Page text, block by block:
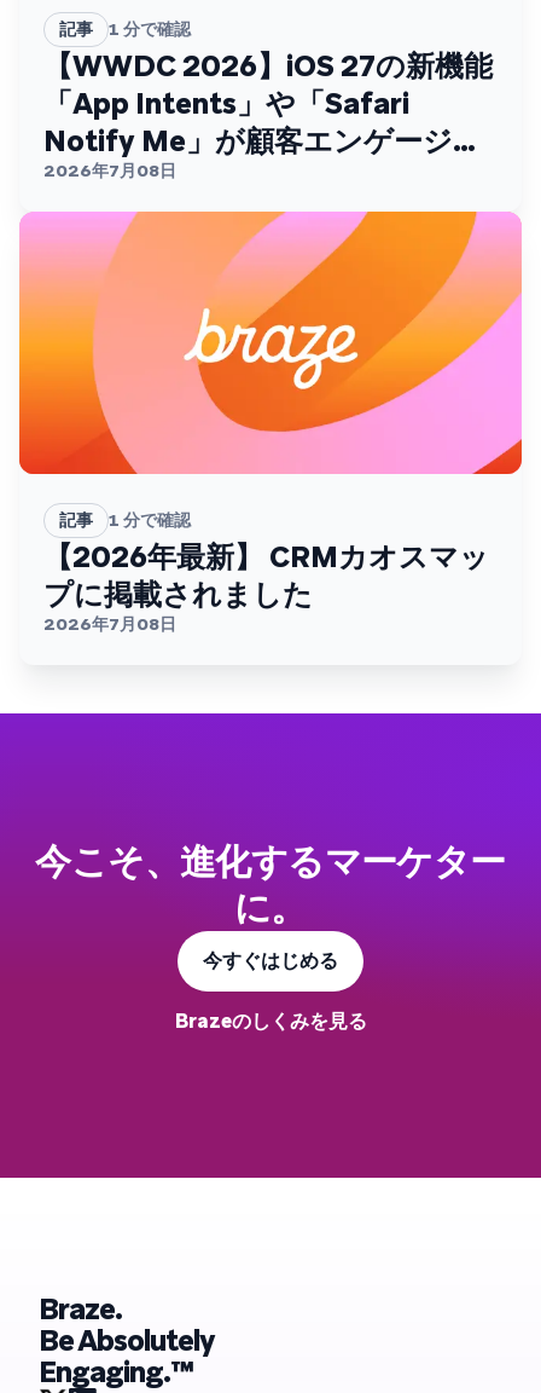
記事 1 分で確認
【WWDC 2026】iOS 27の新機能
「App Intents」や「Safari
Notify Me」が顧客エンゲージメ
ントを変える
2026年7月08日
記事 1 分で確認
【2026年最新】 CRMカオスマッ
プに掲載されました
2026年7月08日
今こそ、進化するマーケター
に。
今すぐはじめる
Brazeのしくみを見る
Braze.
Be Absolutely
Engaging.™